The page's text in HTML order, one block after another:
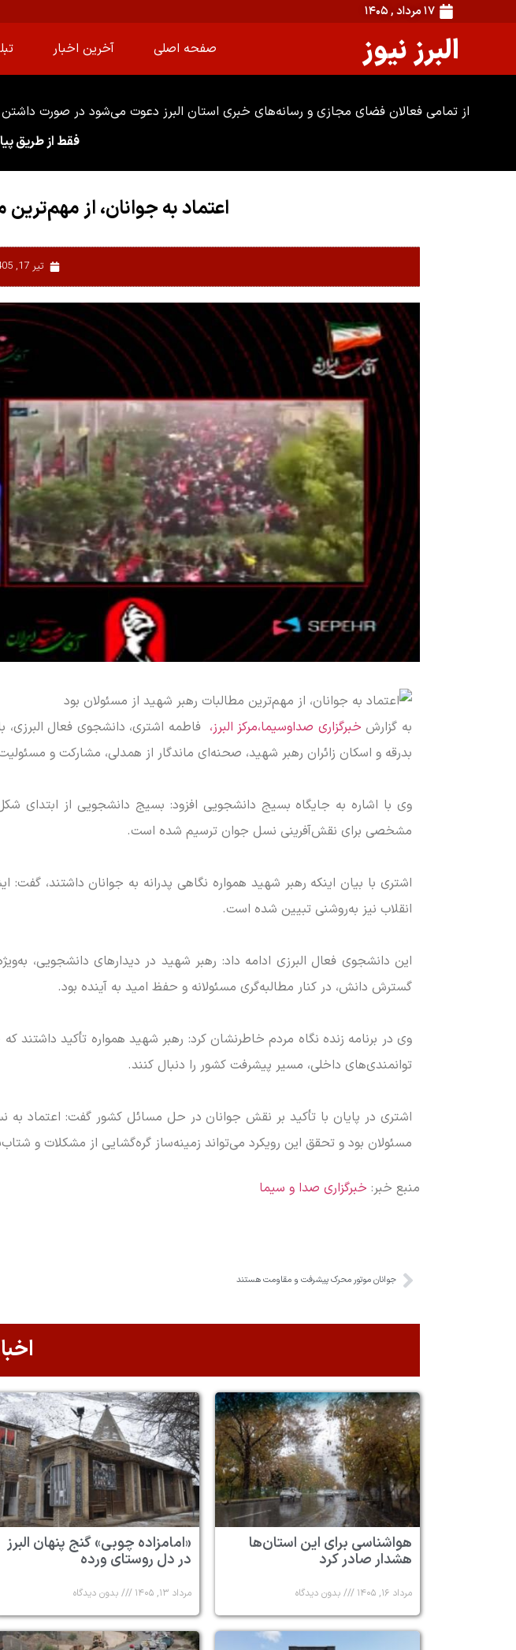
۱۷ مرداد , ۱۴۰۵
البرز نیوز صفحه اصلی آخرین اخبار
از تمامی فعالان فضای مجازی و رسانه‌های خبری استان البرز دعوت می‌شود در صورت داشتن
فقط از طریق پیامک :
اعتماد به جوانان، از
تیر 17, 1405
به گزارش خبرگزاری صداوسیما،مرکز البرز، فاطمه اشتری، دانشجوی فعال البرزی،
بدرقه و اسکان زائران رهبر شهید، صحنه‌ای ماندگار از همدلی، مشارکت و
وی با اشاره به جایگاه بسیج دانشجویی افزود: بسیج دانشجویی از ابتدای
مشخصی برای نقش‌آفرینی نسل جوان ترسیم شده است.
اشتری با بیان اینکه رهبر شهید همواره نگاهی پدرانه به جوانان داشتند،
انقلاب نیز به‌روشنی تبیین شده است.
گسترش دانش، در کنار مطالبه‌گری مسئولانه و حفظ امید به آینده بود.
وی در برنامه زنده نگاه مردم خاطرنشان کرد: رهبر شهید همواره تأکید داشتند که
توانمندی‌های داخلی، مسیر پیشرفت کشور را دنبال کنند.
اشتری در پایان با تأکید بر نقش جوانان در حل مسائل کشور گفت: اعتماد
مسئولان بود و تحقق این رویکرد می‌تواند زمینه‌ساز گره‌گشایی از مشکلات و
منبع خبر: خبرگزاری صدا و سیما
جوانان موتور محرک پیشرفت و مقاومت هستند
هواشناسی برای این استان‌ها
هشدار صادر کرد
مرداد ۱۶, ۱۴۰۵ بدون دیدگاه
«امامزاده چوبی» گنج پنهان البرز
در دل روستای ورده
مرداد ۱۳, ۱۴۰۵ بدون دیدگاه